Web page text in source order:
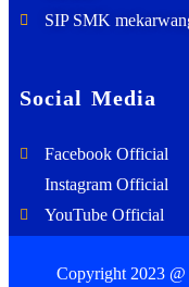
SIP SMK
Social Media
Facebook Official
Instagram Official
YouTube Official
Copyright 2023